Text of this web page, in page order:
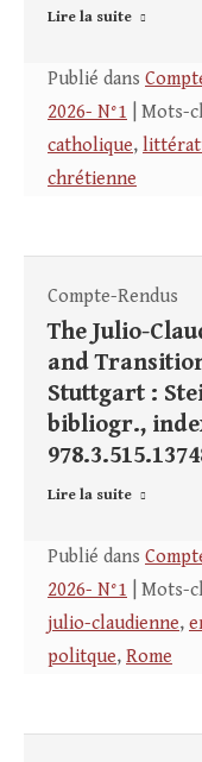
Lire la suite
Publié dans
2026- N°1 | Mots-
catholique,
chrétienne
Compte-Rendus
The Julio-
and
Stuttgart :
bibliogr.,
Lire la suite
Publié dans
2026- N°1 | Mots-
julio-claudienne,
politque, Rome